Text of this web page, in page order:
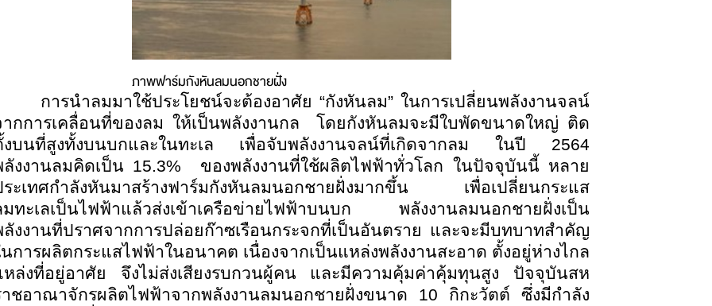
ภาพฟาร์มกังหันลมนอกชายฝั่ง
การนำลมมาใช้ประโยชน์จะต้องอาศัย “กังหันลม” ในการเปลี่ยนพลังงานจลน์
กการเคลื่อนที่ของลม ให้เป็นพลังงานกล โดยกังหันลมจะมีใบพัดขนาดใหญ่ ติด
งบนที่สูงทั้งบนบกและในทะเล เพื่อจับพลังงานจลน์ที่เกิดจากลม ในปี 2564
งงานลมคิดเป็น 15.3% ของพลังงานที่ใช้ผลิตไฟฟ้าทั่วโลก ในปัจจุบันนี้ หลาย
ระเทศกำลังหันมาสร้างฟาร์มกังหันลมนอกชายฝั่งมากขึ้น เพื่อเปลี่ยนกระแส
มทะเลเป็นไฟฟ้าแล้วส่งเข้าเครือข่ายไฟฟ้าบนบก พลังงานลมนอกชายฝั่งเป็น
งงานที่ปราศจากการปล่อยก๊าซเรือนกระจกที่เป็นอันตราย และจะมีบทบาทสำคัญ
การผลิตกระแสไฟฟ้าในอนาคต เนื่องจากเป็นแหล่งพลังงานสะอาด ตั้งอยู่ห่างไกล
หล่งที่อยู่อาศัย จึงไม่ส่งเสียงรบกวนผู้คน และมีความคุ้มค่าคุ้มทุนสูง ปัจจุบันสห
ชอาณาจักรผลิตไฟฟ้าจากพลังงานลมนอกชายฝั่งขนาด 10 กิกะวัตต์ ซึ่งมีกำลัง